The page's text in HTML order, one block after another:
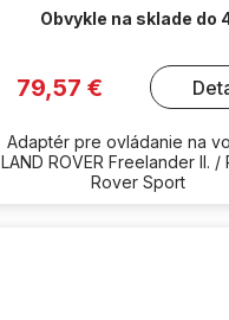
Obvykle na sklade do
79,57 €
Adaptér pre ovládanie na
LAND ROVER Freelander II. /
Rover Sport